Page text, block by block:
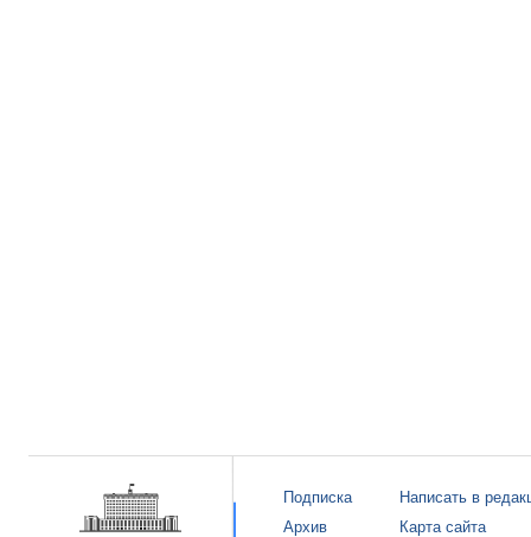
Подписка
Архив
Написать в
Карта сайта